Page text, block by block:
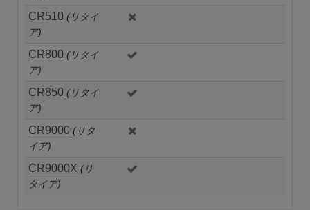
CR510 (リタイ
ア)
CR800 (リタイ
ア)
CR850 (リタイ
ア)
CR9000 (リタ
イア)
CR9000X (リ
タイア)